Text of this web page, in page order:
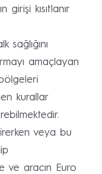
girişi kısıtlanır
sağlığını
amaçlayan
kurallar
veya bu
ve aracın Euro